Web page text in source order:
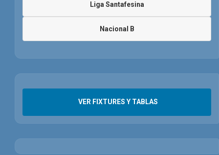
Liga Santafesina
Nacional B
VER FIXTURES Y TABLAS